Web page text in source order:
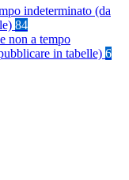
indeterminato (da
84
non a tempo
in tabelle) 6